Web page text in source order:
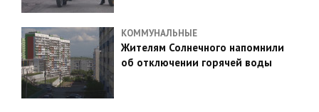
КОММУНАЛЬНЫЕ
Жителям Солнечного напомнили
об отключении горячей воды